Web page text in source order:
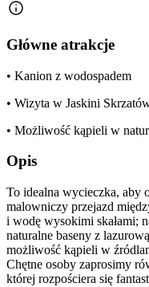
Główne atrakcje
• Kanion z wodospadem
• Wizyta w Jaskini
• Możliwość kąpieli w
Opis
To idealna wycieczka, aby
malowniczy przejazd
i wodę wysokimi skałami;
naturalne baseny z
możliwość kąpieli w
Chętne osoby zaprosimy
której rozpościera się